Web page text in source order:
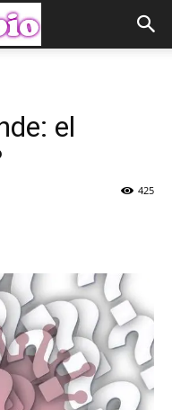
el
425